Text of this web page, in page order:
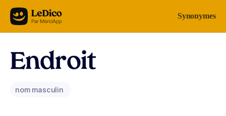
Aller au contenu Synonymes
Endroit
nom masculin